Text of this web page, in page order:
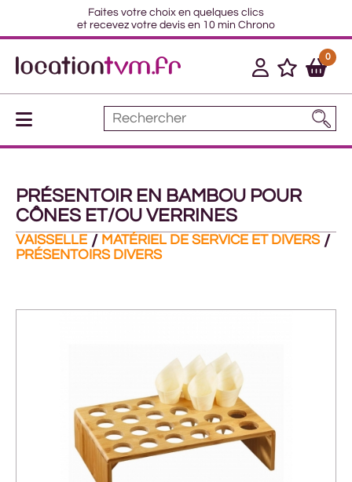
Faites votre choix en quelques clics
et recevez votre devis en 10 min Chrono
0
PRÉSENTOIR EN BAMBOU POUR
CÔNES ET/OU VERRINES
VAISSELLE
MATÉRIEL DE SERVICE ET DIVERS
PRÉSENTOIRS DIVERS